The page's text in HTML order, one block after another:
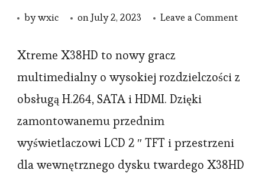
bywxic onJuly 2, 2023 Leave a Commenton
Xtreme X38HD to nowy gracz
multimedialny o wysokiej rozdzielczości z
obsługą H.264, SATA i HDMI. Dzięki
zamontowanemu przednim
wyświetlaczowi LCD 2 ″ TFT i przestrzeni
dla wewnętrznego dysku twardego X38HD